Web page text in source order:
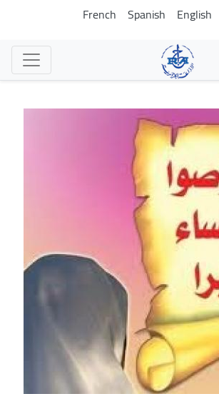
تجاوز
English
Spanish
French